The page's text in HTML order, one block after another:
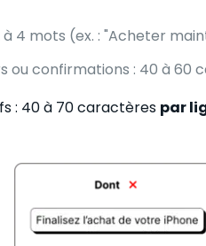
à 4 mots (ex. : "Acheter
ou confirmations : 40 à 60
: 40 à 70 caractères par